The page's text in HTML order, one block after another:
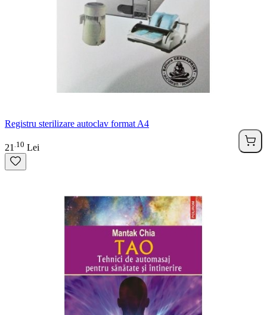
Registru sterilizare autoclav format A4
21 10 Lei